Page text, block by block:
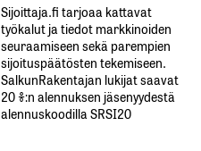
Sijoittaja.fi tarjoaa kattavat
työkalut ja tiedot markkinoiden
seuraamiseen sekä parempien
sijoituspäätösten tekemiseen.
SalkunRakentajan lukijat saavat
20 %:n alennuksen jäsenyydestä
alennuskoodilla SRSI20